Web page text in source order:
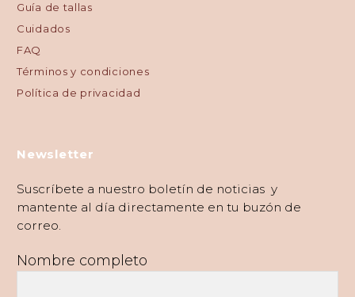
Guía de tallas
Cuidados
FAQ
Términos y condiciones
Política de privacidad
Newsletter
Suscríbete a nuestro boletín de noticias y
mantente al día directamente en tu buzón de
correo.
Nombre completo